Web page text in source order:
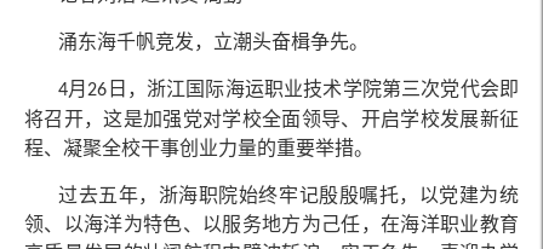
涌东海千帆竞发，立潮头奋楫争先。
4月 26 日，浙江国际海运职业技术学院第三次党代会即
将召开，这是加强党对学校全面领导、开启学校发展新征
程、凝聚全校干事创业力量的重要举措。
过去五年，浙海职院始终牢记殷殷嘱托，以党建为统
领、以海洋为特色、以服务地方为己任，在海洋职业教育